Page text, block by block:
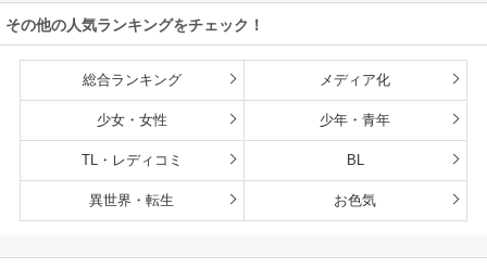
その他の人気ランキングをチェック！
総合ランキング メディア化
少女・女性 少年・青年
TL・レディコミ BL
異世界・転生 お色気